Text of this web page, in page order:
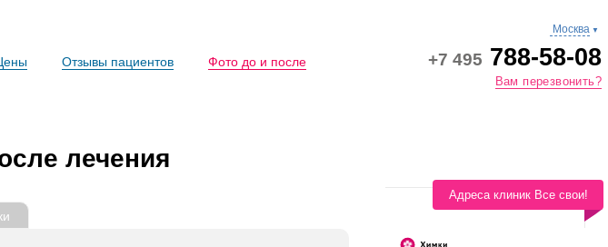
▼
Москва
+7 495 788-58-08
Вам перезвонить?
Отзывы пациентов Фото до и после
Адреса клиник Все свои!
лечения